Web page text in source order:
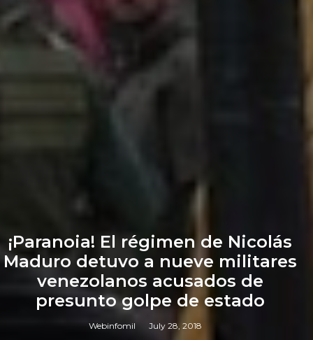
¡Paranoia! El régimen de Nicolás
Maduro detuvo a nueve militares
venezolanos acusados de
presunto golpe de estado
Webinfomil July 28, 2018